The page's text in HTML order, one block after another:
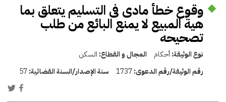
وقوع خطأ مادى فى التسليم يتعلق بما
هية المبيع لا يمنع البائع من طلب
تصحيحه
نوع الوثيقة:أحكام المجال و القطاع: السكن
رقم الوثيقة/رقم الدعوى:1737 سنة الإصدار/السنة القضائية:57